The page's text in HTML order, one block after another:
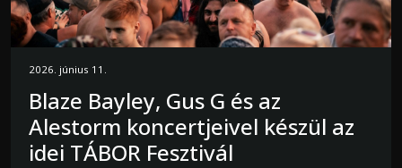
2026. június 11.
Blaze Bayley, Gus G és az
Alestorm koncertjeivel készül az
idei TÁBOR Fesztivál